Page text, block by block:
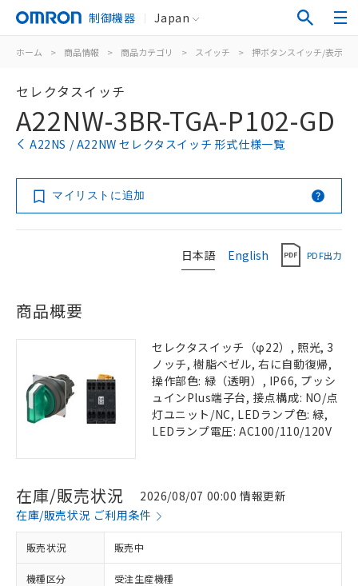
制御機器 Japan
ホーム > 商品情報 > 商品カテゴリ > スイッチ > 押ボタンスイッチ/表示灯
セレクタスイッチ
A22NW-3BR-TGA-P102-GD
A22NS / A22NW セレクタスイッチ 形式仕様一覧
マイリストに追加
日本語 English PDF出力
商品概要
セレクタスイッチ（φ22）, 照光, 3
ノッチ, 樹脂ベゼル, 右に自動復帰,
操作部色: 緑（透明）, IP66, プッシ
ュインPlus端子台, 接点構成: NO/点
灯ユニット/NC, LEDランプ色: 緑,
LEDランプ電圧: AC100/110/120V
在庫/販売状況
2026/08/07 00:00 情報更新
在庫/販売状況 ご利用条件
販売状況 販売中
機種区分 受注生産機種